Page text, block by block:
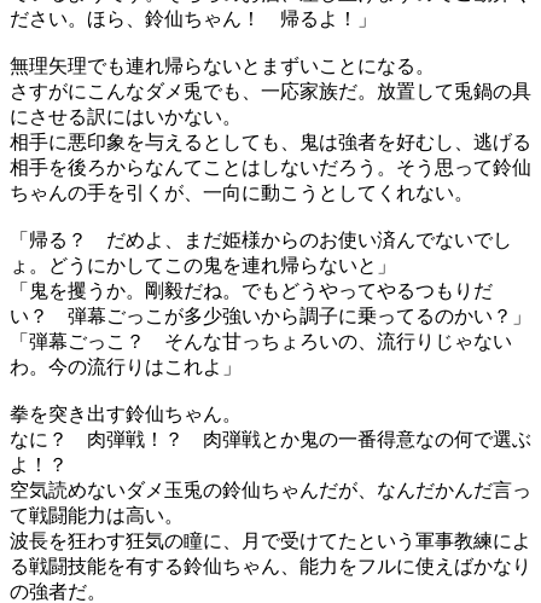
ださい。ほら、鈴仙ちゃん！ 帰るよ！」
無理矢理でも連れ帰らないとまずいことになる。
さすがにこんなダメ兎でも、一応家族だ。放置して兎鍋の具
にさせる訳にはいかない。
相手に悪印象を与えるとしても、鬼は強者を好むし、逃げる
相手を後ろからなんてことはしないだろう。そう思って鈴仙
ちゃんの手を引くが、一向に動こうとしてくれない。
「帰る？ だめよ、まだ姫様からのお使い済んでないでし
ょ。どうにかしてこの鬼を連れ帰らないと」
「鬼を攫うか。剛毅だね。でもどうやってやるつもりだ
い？ 弾幕ごっこが多少強いから調子に乗ってるのかい？」
「弾幕ごっこ？ そんな甘っちょろいの、流行りじゃない
わ。今の流行りはこれよ」
拳を突き出す鈴仙ちゃん。
なに？ 肉弾戦！？ 肉弾戦とか鬼の一番得意なの何で選ぶ
よ！？
空気読めないダメ玉兎の鈴仙ちゃんだが、なんだかんだ言っ
て戦闘能力は高い。
波長を狂わす狂気の瞳に、月で受けてたという軍事教練によ
る戦闘技能を有する鈴仙ちゃん、能力をフルに使えばかなり
の強者だ。